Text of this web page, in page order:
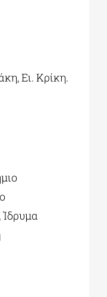
Ει. Κρίκη.